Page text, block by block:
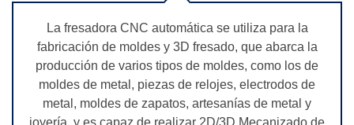
La fresadora CNC automática se utiliza para la
fabricación de moldes y 3D fresado, que abarca la
producción de varios tipos de moldes, como los de
moldes de metal, piezas de relojes, electrodos de
metal, moldes de zapatos, artesanías de metal y
joyería, y es capaz de realizar 2D/3D Mecanizado de